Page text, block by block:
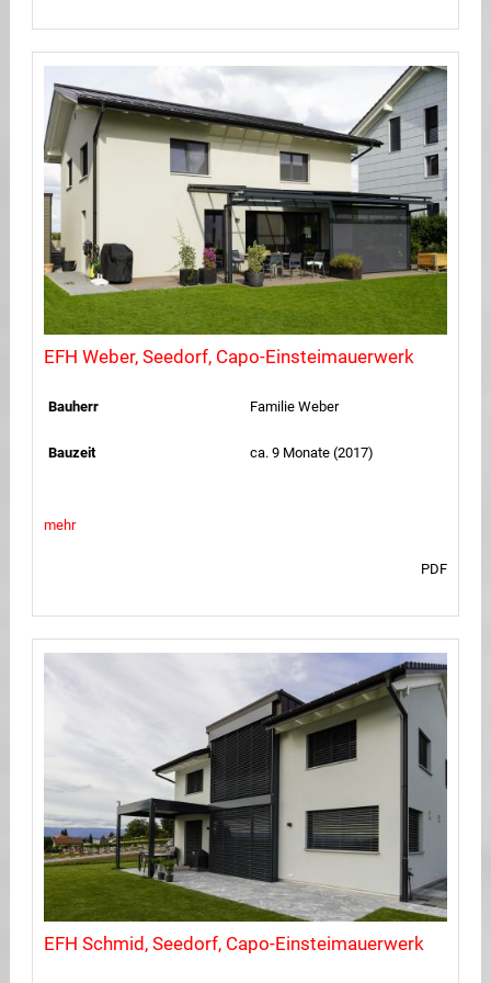
EFH Weber, Seedorf, Capo-Einsteimauerwerk
Bauherr Familie Weber
Bauzeit ca. 9 Monate (2017)
mehr
PDF
EFH Schmid, Seedorf, Capo-Einsteimauerwerk